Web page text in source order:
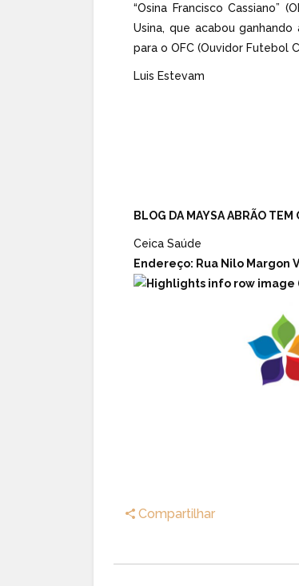
“Osina Francisco Cassiano”
Usina, que acabou
para o OFC (Ouvidor Futebol
Luis Estevam
BLOG DA MAYSA ABRÃO
Ceica Saúde
Endereço: Rua Nilo Margon
Compartilhar